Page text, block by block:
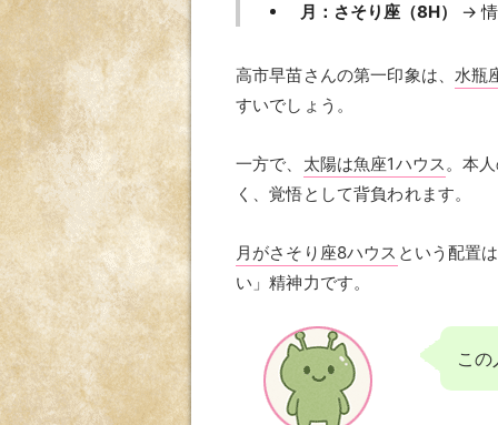
月：さそり座（8H）
→ 情
高市早苗さんの第一印象は、 水瓶
すいでしょう。
一方で、 太陽は魚座1ハウス。本
く、覚悟として背負われます。
月がさそり座8ハウス という配置
い」精神力です。
こ